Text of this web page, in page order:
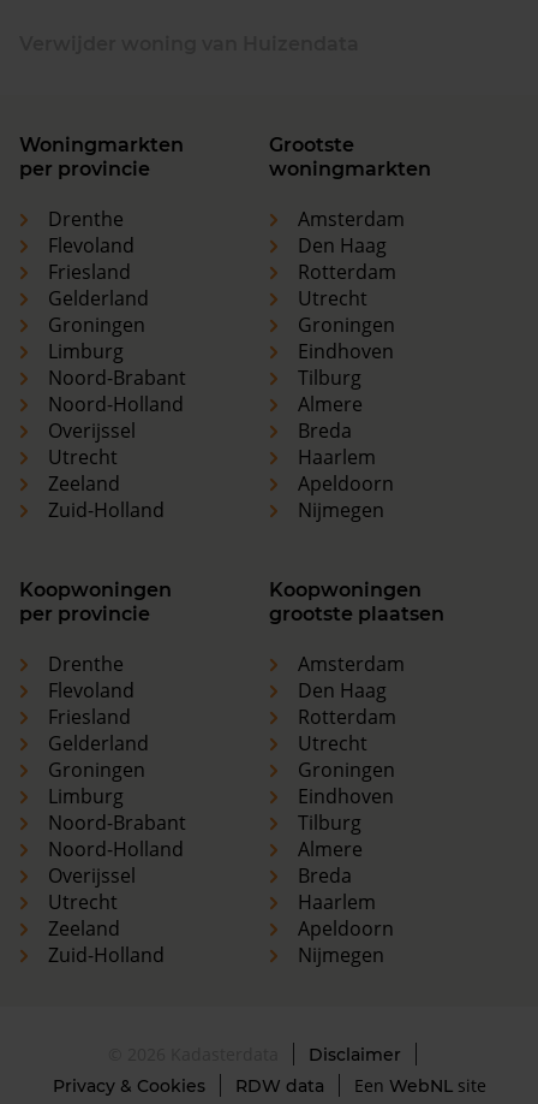
Woningmarkten
per provincie
Drenthe
Flevoland
Friesland
Gelderland
Groningen
Limburg
Noord-Brabant
Noord-Holland
Overijssel
Utrecht
Zeeland
Zuid-Holland
Grootste
woningmarkten
Amsterdam
Den Haag
Rotterdam
Utrecht
Groningen
Eindhoven
Tilburg
Almere
Breda
Haarlem
Apeldoorn
Nijmegen
Koopwoningen
per provincie
Drenthe
Flevoland
Friesland
Gelderland
Groningen
Limburg
Noord-Brabant
Noord-Holland
Overijssel
Utrecht
Zeeland
Zuid-Holland
Koopwoningen
grootste plaatsen
Amsterdam
Den Haag
Rotterdam
Utrecht
Groningen
Eindhoven
Tilburg
Almere
Breda
Haarlem
Apeldoorn
Nijmegen
Disclaimer
Privacy & Cookies
RDW data Een WebNLsite